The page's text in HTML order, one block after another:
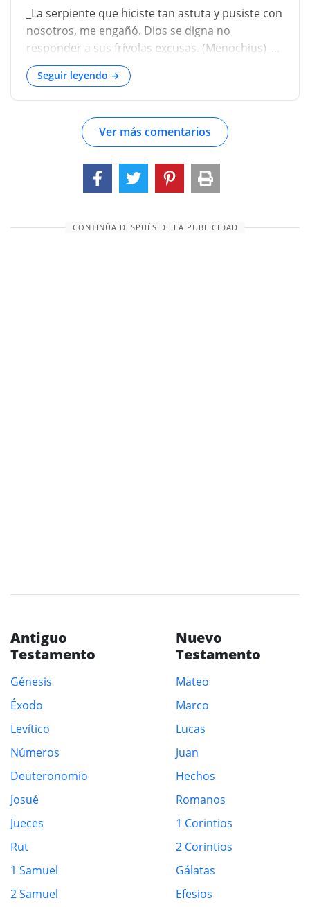
_La serpiente que hiciste tan astuta y pusiste con
nosotros, me engañó. Dios se digna no
responder a sus frívolas excusas. (Menochius)_...
Seguir leyendo →
Ver más comentarios
CONTINÚA DESPUÉS DE LA PUBLICIDAD
Antiguo
Testamento
Génesis
Éxodo
Levítico
Números
Deuteronomio
Josué
Jueces
Rut
1 Samuel
2 Samuel
Nuevo
Testamento
Mateo
Marco
Lucas
Juan
Hechos
Romanos
1 Corintios
2 Corintios
Gálatas
Efesios